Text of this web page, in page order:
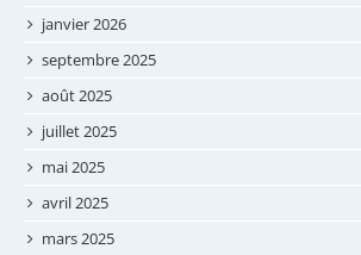
janvier 2026
septembre 2025
août 2025
juillet 2025
mai 2025
avril 2025
mars 2025